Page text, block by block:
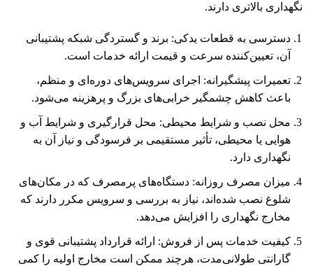
نگهداری بالاتری دارند.
دسترسی به قطعات یدکی: برند و گستردگی شبکه پشتیبانی
آن، تعیین‌کننده سرعت و قیمت ارائه خدمات است.
تعمیرات پیشگیرانه: اجرای سرویس‌های دوره‌ای و منظم،
باعث کاهش چشمگیر خرابی‌های بزرگ و پرهزینه می‌شود.
محل نصب و شرایط محیطی: محل قرارگیری و شرایط آب و
هوایی یا محیطی، تأثیر مستقیمی بر فرسودگی و نیاز آن به
نگهداری دارد.
میزان مصرف روزانه: دستگاه‌های پرمصرف که در مکان‌های
شلوغ نصب شده‌اند، نیاز به بررسی و سرویس مکرر دارند که
مخارج نگهداری را افزایش می‌دهد.
کیفیت خدمات پس از فروش: ارائه قرارداد پشتیبانی قوی و
گارانتی طولانی‌مدت، هرچند ممکن است مخارج اولیه را کمی